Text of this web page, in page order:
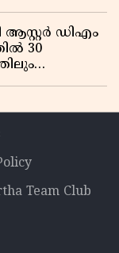
ആസ്റ്റർ ഡിഎം
30
Team Club